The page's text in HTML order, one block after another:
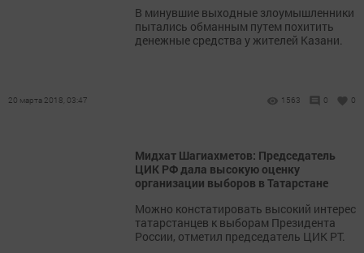
В минувшие выходные злоумышленники
пытались обманным путем похитить
денежные средства у жителей Казани.
20 марта 2018, 03:47 1563 0 0
Мидхат Шагиахметов: Председатель
ЦИК РФ дала высокую оценку
организации выборов в Татарстане
Можно констатировать высокий интерес
татарстанцев к выборам Президента
России, отметил председатель ЦИК РТ.